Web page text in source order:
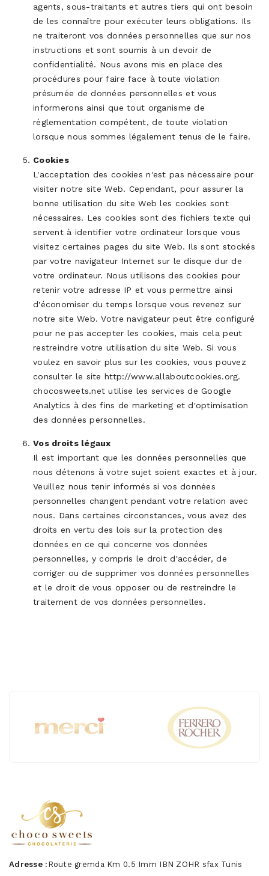
agents, sous-traitants et autres tiers qui ont besoin
de les connaître pour exécuter leurs obligations. Ils
ne traiteront vos données personnelles que sur nos
instructions et sont soumis à un devoir de
confidentialité. Nous avons mis en place des
procédures pour faire face à toute violation
présumée de données personnelles et vous
informerons ainsi que tout organisme de
réglementation compétent, de toute violation
lorsque nous sommes légalement tenus de le faire.
Cookies
L'acceptation des cookies n'est pas nécessaire pour
visiter notre site Web. Cependant, pour assurer la
bonne utilisation du site Web les cookies sont
nécessaires. Les cookies sont des fichiers texte qui
servent à identifier votre ordinateur lorsque vous
visitez certaines pages du site Web. Ils sont stockés
par votre navigateur Internet sur le disque dur de
votre ordinateur. Nous utilisons des cookies pour
retenir votre adresse IP et vous permettre ainsi
d'économiser du temps lorsque vous revenez sur
notre site Web. Votre navigateur peut être configuré
pour ne pas accepter les cookies, mais cela peut
restreindre votre utilisation du site Web. Si vous
voulez en savoir plus sur les cookies, vous pouvez
consulter le site http://www.allaboutcookies.org.
chocosweets.net utilise les services de Google
Analytics à des fins de marketing et d'optimisation
des données personnelles.
Vos droits légaux
Il est important que les données personnelles que
nous détenons à votre sujet soient exactes et à jour.
Veuillez nous tenir informés si vos données
personnelles changent pendant votre relation avec
nous. Dans certaines circonstances, vous avez des
droits en vertu des lois sur la protection des
données en ce qui concerne vos données
personnelles, y compris le droit d'accéder, de
corriger ou de supprimer vos données personnelles
et le droit de vous opposer ou de restreindre le
traitement de vos données personnelles.
Adresse : Route gremda Km 0.5 Imm IBN ZOHR sfax Tunis